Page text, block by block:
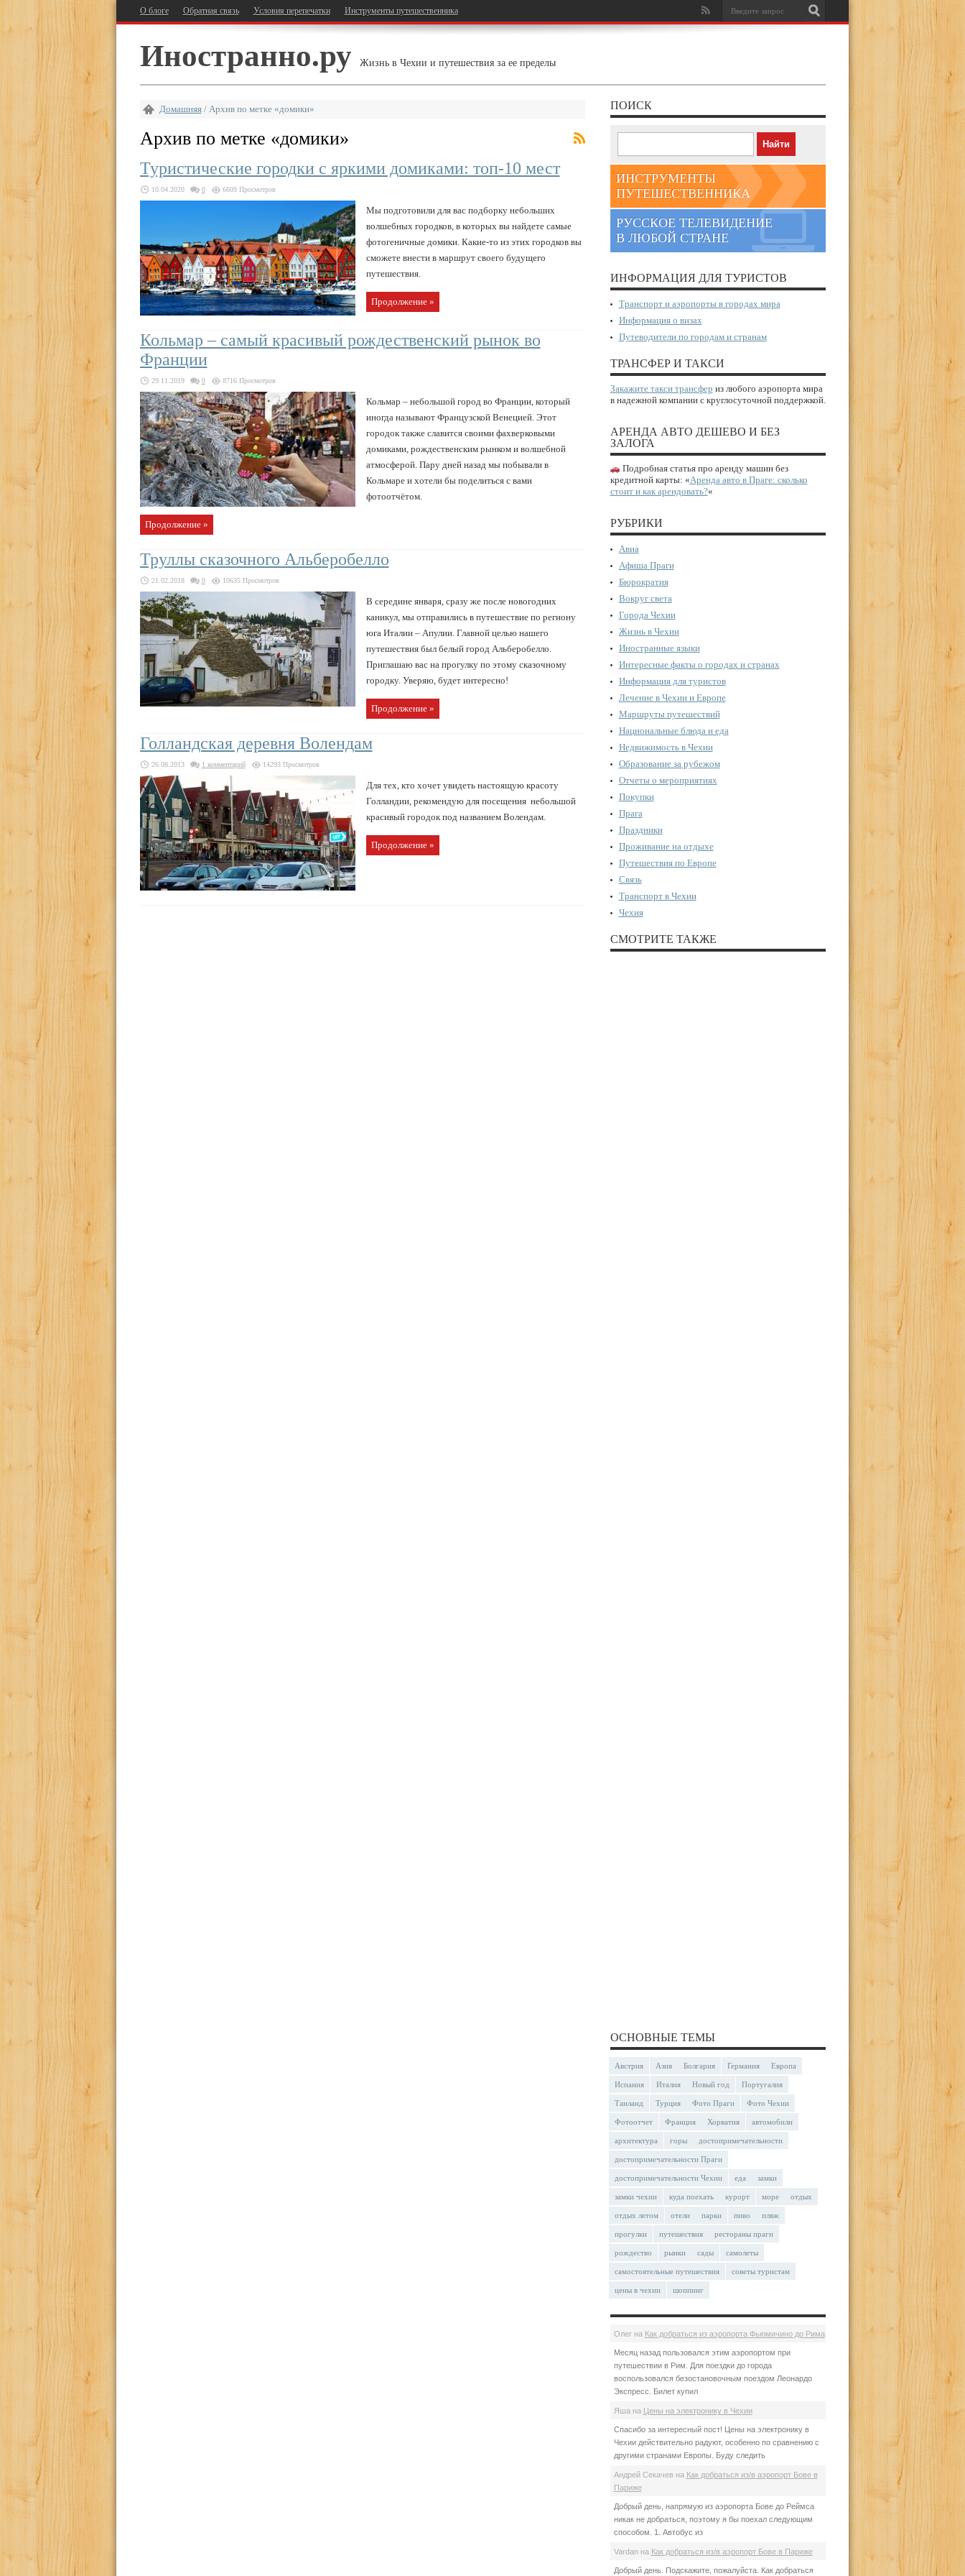
О блоге Обратная связь Условия перепечатки Инструменты путешественника
Иностранно.ру Жизнь в Чехии и путешествия за ее пределы
Домашняя/ Архив по метке «домики»
Архив по метке «домики»
Туристические городки с яркими домиками: топ-10 мест
10.04.2020 0 6609 Просмотров
Мы подготовили для вас подборку небольших
волшебных городков, в которых вы найдете самые
фотогеничные домики. Какие-то из этих городков вы
сможете внести в маршрут своего будущего
путешествия.
Продолжение »
Кольмар – самый красивый рождественский рынок во
Франции
29.11.2019 0 8716 Просмотров
Кольмар – небольшой город во Франции, который
иногда называют Французской Венецией. Этот
городок также славится своими фахверковыми
домиками, рождественским рынком и волшебной
атмосферой. Пару дней назад мы побывали в
Кольмаре и хотели бы поделиться с вами
фотоотчётом.
Продолжение »
Труллы сказочного Альберобелло
21.02.2018 0 10635 Просмотров
В середине января, сразу же после новогодних
каникул, мы отправились в путешествие по региону
юга Италии – Апулии. Главной целью нашего
путешествия был белый город Альберобелло.
Приглашаю вас на прогулку по этому сказочному
городку. Уверяю, будет интересно!
Продолжение »
Голландская деревня Волендам
26.08.2013 1 комментарий 14293 Просмотров
Для тех, кто хочет увидеть настоящую красоту
Голландии, рекомендую для посещения небольшой
красивый городок под названием Волендам.
Продолжение »
ПОИСК
ИНСТРУМЕНТЫ
ПУТЕШЕСТВЕННИКА
РУССКОЕ ТЕЛЕВИДЕНИЕ
В ЛЮБОЙ СТРАНЕ
ИНФОРМАЦИЯ ДЛЯ ТУРИСТОВ
Транспорт и аэропорты в городах мира
Информация о визах
Путеводители по городам и странам
ТРАНСФЕР И ТАКСИ
Закажите такси трансфер из любого аэропорта мира
в надежной компании с круглосуточной поддержкой.
АРЕНДА АВТО ДЕШЕВО И БЕЗ
ЗАЛОГА
Подробная статья про аренду машин без
кредитной карты: «Аренда авто в Праге: сколько
стоит и как арендовать?«
РУБРИКИ
Авиа
Афиша Праги
Бюрократия
Вокруг света
Города Чехии
Жизнь в Чехии
Иностранные языки
Интересные факты о городах и странах
Информация для туристов
Лечение в Чехии и Европе
Маршруты путешествий
Национальные блюда и еда
Недвижимость в Чехии
Образование за рубежом
Отчеты о мероприятиях
Покупки
Прага
Праздники
Проживание на отдыхе
Путешествия по Европе
Связь
Транспорт в Чехии
Чехия
СМОТРИТЕ ТАКЖЕ
ОСНОВНЫЕ ТЕМЫ
Австрия Азия Болгария Германия Европа
Испания Италия Новый год Португалия
Таиланд Турция Фото Праги Фото Чехии
Фотоотчет Франция Хорватия автомобили
архитектура горы достопримечательности
достопримечательности Праги
достопримечательности Чехии еда замки
замки чехии куда поехать курорт море отдых
отдых летом отели парки пиво пляж
прогулки путешествия рестораны праги
рождество рынки сады самолеты
самостоятельные путешествия советы туристам
цены в чехии шоппинг
Олегна Как добраться из аэропорта Фьюмичино до Рима
Месяц назад пользовался этим аэропортом при
путешествии в Рим. Для поездки до города
воспользовался безостановочным поездом Леонардо
Экспресс. Билет купил
Яша на Цены на электронику в Чехии
Спасибо за интересный пост! Цены на электронику в
Чехии действительно радуют, особенно по сравнению с
другими странами Европы. Буду следить
Андрей Секачев на Как добраться из/в аэропорт Бове в
Париже
Добрый день, напрямую из аэропорта Бове до Реймса
никак не добраться, поэтому я бы поехал следующим
способом. 1. Автобус из
Vardanна Как добраться из/в аэропорт Бове в Париже
Добрый день. Подскажите, пожалуйста. Как добраться